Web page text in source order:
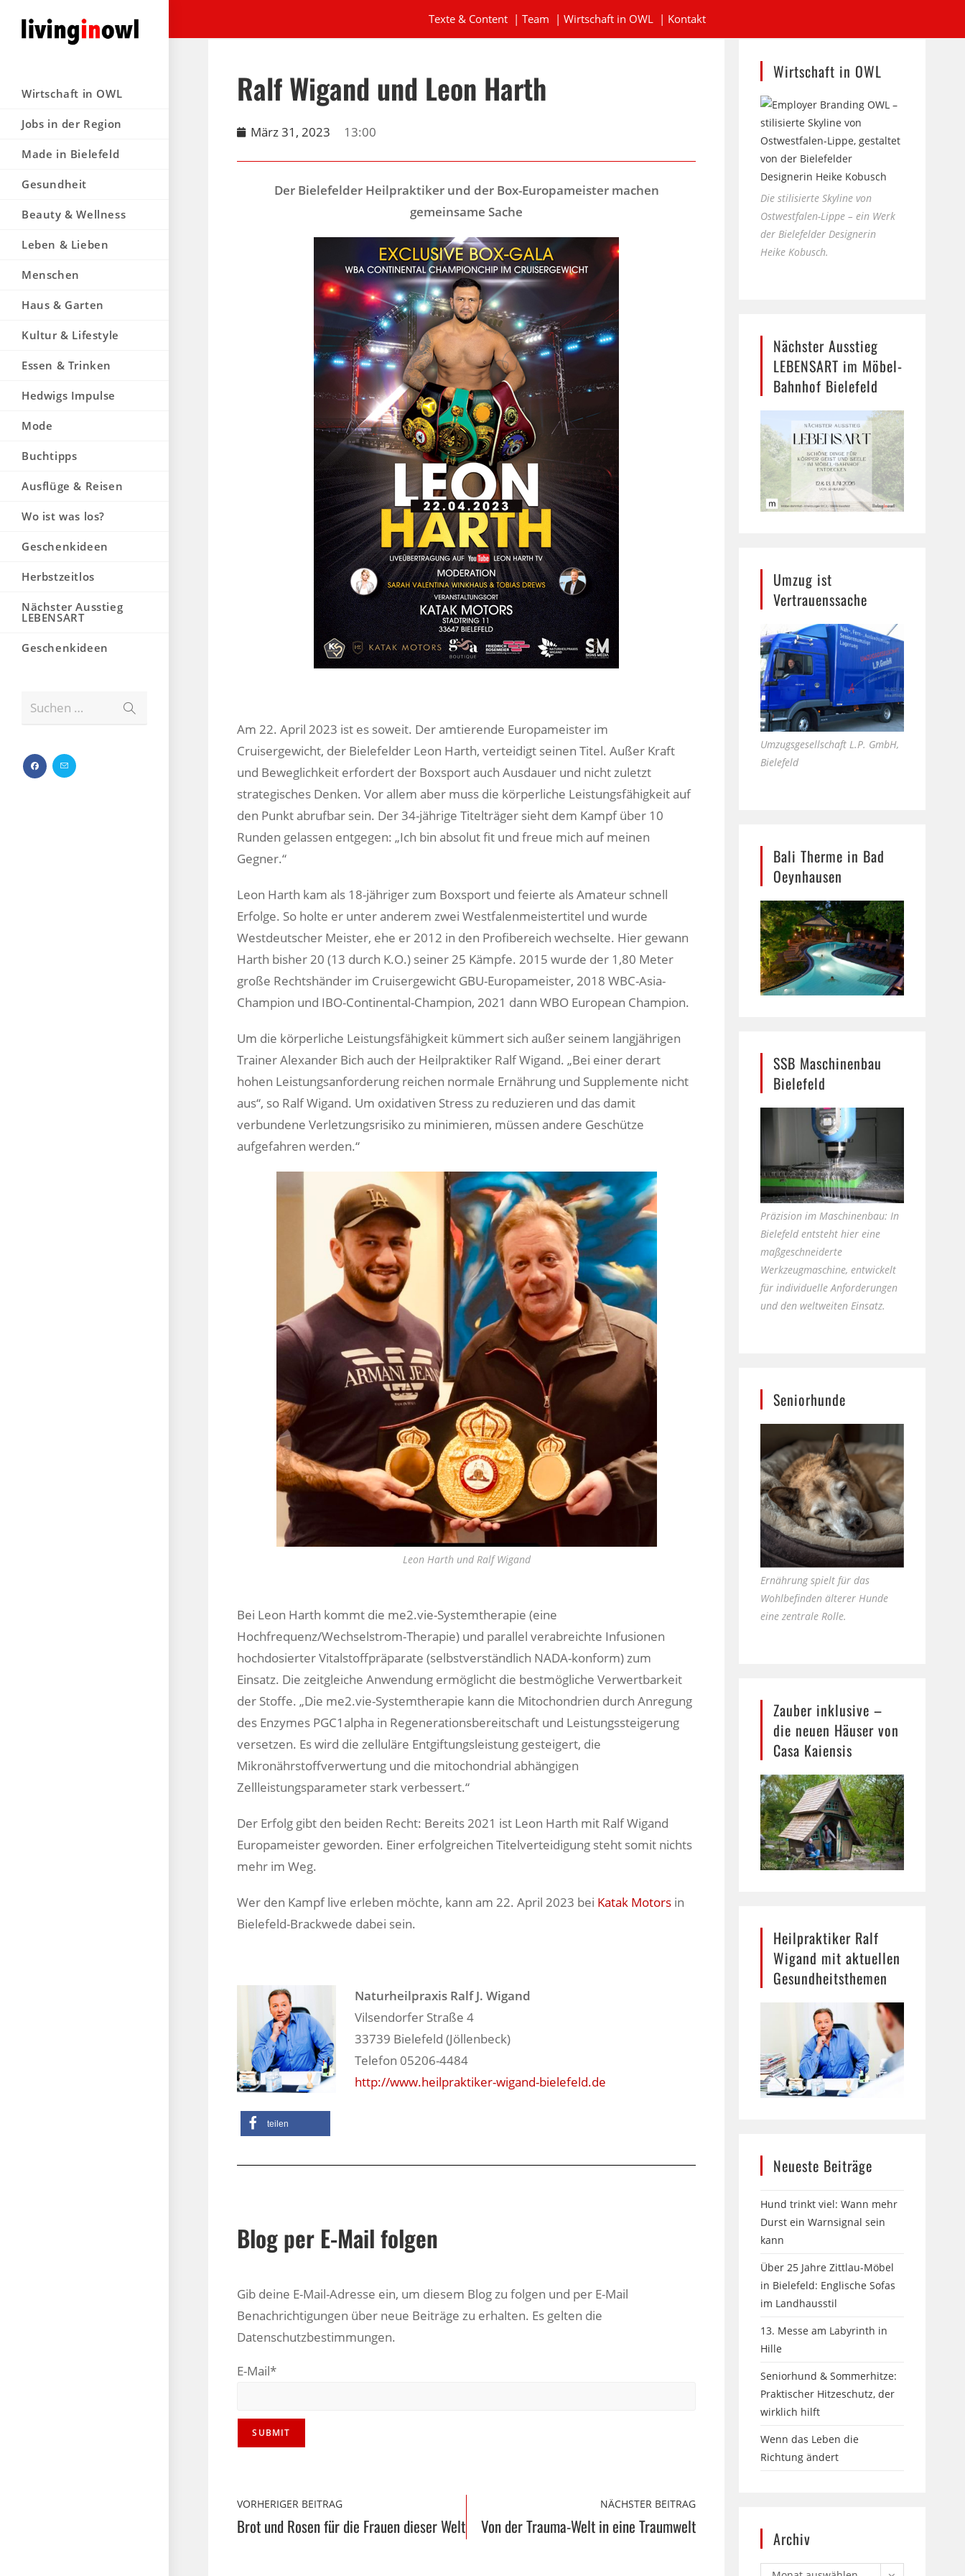
Texte & Content| Team | Wirtschaft in OWL| Kontakt
Wirtschaft in OWL
Jobs in der Region
Made in Bielefeld
Gesundheit
Beauty & Wellness
Leben & Lieben
Menschen
Haus & Garten
Kultur & Lifestyle
Essen & Trinken
Hedwigs Impulse
Mode
Buchtipps
Ausflüge & Reisen
Wo ist was los?
Geschenkideen
Herbstzeitlos
Nächster Ausstieg
LEBENSART
Geschenkideen
Suchen …
Ralf Wigand und Leon Harth
März 31, 2023 13:00
Der Bielefelder Heilpraktiker und der Box-Europameister machen
gemeinsame Sache
Am 22. April 2023 ist es soweit. Der amtierende Europameister im
Cruisergewicht, der Bielefelder Leon Harth, verteidigt seinen Titel. Außer Kraft
und Beweglichkeit erfordert der Boxsport auch Ausdauer und nicht zuletzt
strategisches Denken. Vor allem aber muss die körperliche Leistungsfähigkeit auf
den Punkt abrufbar sein. Der 34-jährige Titelträger sieht dem Kampf über 10
Runden gelassen entgegen: „Ich bin absolut fit und freue mich auf meinen
Gegner.“
Leon Harth kam als 18-jähriger zum Boxsport und feierte als Amateur schnell
Erfolge. So holte er unter anderem zwei Westfalenmeistertitel und wurde
Westdeutscher Meister, ehe er 2012 in den Profibereich wechselte. Hier gewann
Harth bisher 20 (13 durch K.O.) seiner 25 Kämpfe. 2015 wurde der 1,80 Meter
große Rechtshänder im Cruisergewicht GBU-Europameister, 2018 WBC-Asia-
Champion und IBO-Continental-Champion, 2021 dann WBO European Champion.
Um die körperliche Leistungsfähigkeit kümmert sich außer seinem langjährigen
Trainer Alexander Bich auch der Heilpraktiker Ralf Wigand. „Bei einer derart
hohen Leistungsanforderung reichen normale Ernährung und Supplemente nicht
aus“, so Ralf Wigand. Um oxidativen Stress zu reduzieren und das damit
verbundene Verletzungsrisiko zu minimieren, müssen andere Geschütze
aufgefahren werden.“
Leon Harth und Ralf Wigand
Bei Leon Harth kommt die me2.vie-Systemtherapie (eine
Hochfrequenz/Wechselstrom-Therapie) und parallel verabreichte Infusionen
hochdosierter Vitalstoffpräparate (selbstverständlich NADA-konform) zum
Einsatz. Die zeitgleiche Anwendung ermöglicht die bestmögliche Verwertbarkeit
der Stoffe. „Die me2.vie-Systemtherapie kann die Mitochondrien durch Anregung
des Enzymes PGC1alpha in Regenerationsbereitschaft und Leistungssteigerung
versetzen. Es wird die zelluläre Entgiftungsleistung gesteigert, die
Mikronährstoffverwertung und die mitochondrial abhängigen
Zellleistungsparameter stark verbessert.“
Der Erfolg gibt den beiden Recht: Bereits 2021 ist Leon Harth mit Ralf Wigand
Europameister geworden. Einer erfolgreichen Titelverteidigung steht somit nichts
mehr im Weg.
Wer den Kampf live erleben möchte, kann am 22. April 2023 bei Katak Motors in
Bielefeld-Brackwede dabei sein.
Naturheilpraxis Ralf J. Wigand
Vilsendorfer Straße 4
33739 Bielefeld (Jöllenbeck)
Telefon 05206-4484
http://www.heilpraktiker-wigand-bielefeld.de
teilen
Blog per E-Mail folgen
Gib deine E-Mail-Adresse ein, um diesem Blog zu folgen und per E-Mail
Benachrichtigungen über neue Beiträge zu erhalten. Es gelten die
Datenschutzbestimmungen.
E-Mail*
VORHERIGER BEITRAG
Brot und Rosen für die Frauen dieser Welt
NÄCHSTER BEITRAG
Von der Trauma-Welt in eine Traumwelt
Wirtschaft in OWL
Die stilisierte Skyline von
Ostwestfalen-Lippe – ein Werk
der Bielefelder Designerin
Heike Kobusch.
Nächster Ausstieg
LEBENSART im Möbel-
Bahnhof Bielefeld
Umzug ist
Vertrauenssache
Umzugsgesellschaft L.P. GmbH,
Bielefeld
Bali Therme in Bad
Oeynhausen
SSB Maschinenbau
Bielefeld
Präzision im Maschinenbau: In
Bielefeld entsteht hier eine
maßgeschneiderte
Werkzeugmaschine, entwickelt
für individuelle Anforderungen
und den weltweiten Einsatz.
Seniorhunde
Ernährung spielt für das
Wohlbefinden älterer Hunde
eine zentrale Rolle.
Zauber inklusive –
die neuen Häuser von
Casa Kaiensis
Heilpraktiker Ralf
Wigand mit aktuellen
Gesundheitsthemen
Neueste Beiträge
Hund trinkt viel: Wann mehr
Durst ein Warnsignal sein
kann
Über 25 Jahre Zittlau-Möbel
in Bielefeld: Englische Sofas
im Landhausstil
13. Messe am Labyrinth in
Hille
Seniorhund & Sommerhitze:
Praktischer Hitzeschutz, der
wirklich hilft
Wenn das Leben die
Richtung ändert
Archiv